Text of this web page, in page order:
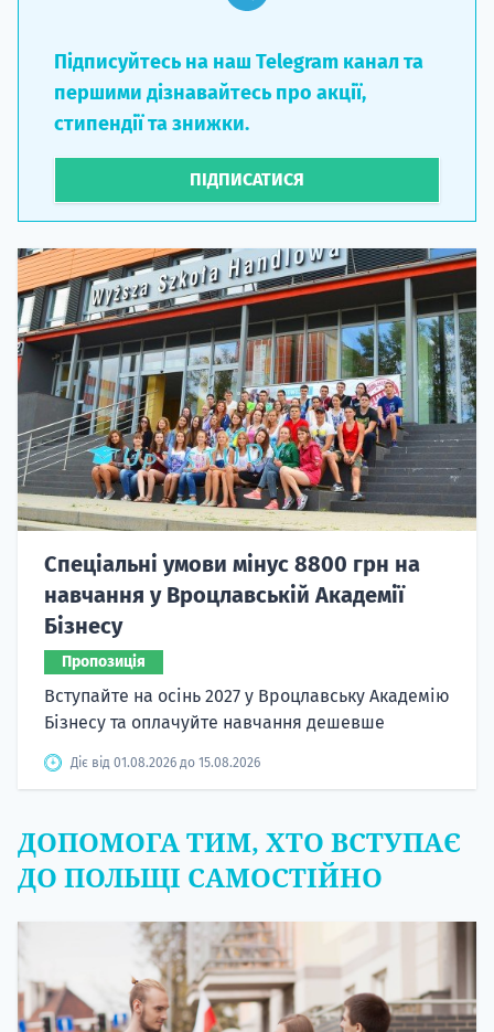
Підписуйтесь на наш Telegram канал та
першими дізнавайтесь про акції,
стипендії та знижки.
ПІДПИСАТИСЯ
Спеціальні умови мінус 8800 грн на
навчання у Вроцлавській Академії
Бізнесу
Пропозиція
Вступайте на осінь 2027 у Вроцлавську Академію
Бізнесу та оплачуйте навчання дешевше
Діє від 01.08.2026 до 15.08.2026
ДОПОМОГА ТИМ, ХТО ВСТУПАЄ
ДО ПОЛЬЩІ САМОСТІЙНО